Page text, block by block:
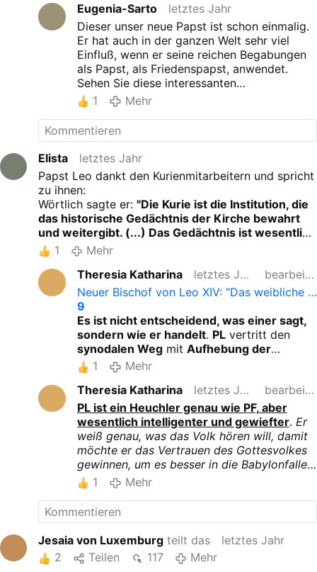
Eugenia-Sarto
letztes Jahr
Dieser unser neue Papst ist schon einmalig.
Er hat auch in der ganzen Welt sehr viel
Einfluß, wenn er seine reichen Begabungen
als Papst, als Friedenspapst, anwendet.
Sehen Sie diese interessanten
Einschätzungen:
v=Fhqhr4Hhx14
1 Mehr
Elista
letztes Jahr
Papst Leo dankt den Kurienmitarbeitern und spricht
zu ihnen:
Wörtlich sagte er:"Die Kurie ist die Institution, die
das historische Gedächtnis der Kirche bewahrt
und weitergibt. (...) Das Gedächtnis ist wesentlich
für einen lebendigen Organismus: Es ist nicht nur
auf die Vergangenheit gerichtet, es nährt die
Gegenwart und weist die Richtung für die
Zukunft. Ohne Gedächtnis verirrt man sich."
Papst Leo XIV. wurde von den Kurienmitarbeitern
1
Mehr
Theresia Katharina
letztes Jahr
bearbeitet
Neuer Bischof von Leo XIV: "Das weibliche …
9
Es ist nicht entscheidend, was einer sagt,
sondern wie er handelt. PLvertritt den
synodalen Wegmit Aufhebung der
zentralen und einheitlichen Lehrmeinung
Jedes Bistum kann dann lehrmäßig machen,
was es will. Die Ernennung des neuen
Bischofs von St.Gallen zeigt, wohin die
Reise gehen soll - nach Babylon.
1
Mehr
Theresia Katharina
letztes Jahr
bearbeitet
PL ist ein Heuchler genau wie PF, aber
wesentlich intelligenter und gewiefter. Er
weiß genau, was das Volk hören will, damit
möchte er das Vertrauen des Gottesvolkes
gewinnen, um es besser in die Babylonfalle
führen zu können.
ist FP2)
(das erste Tier)
und göttliche Ehrenbekommt.PL( FP2, der
eigentliche FP)ist das zweite Tier aus der
Apokalypse des Johannes,
ein Lamm, aber handelt wie ein Drache.
1 Mehr
Jesaia von Luxemburg teilt das
letztes Jahr
2
Teilen 117 Mehr